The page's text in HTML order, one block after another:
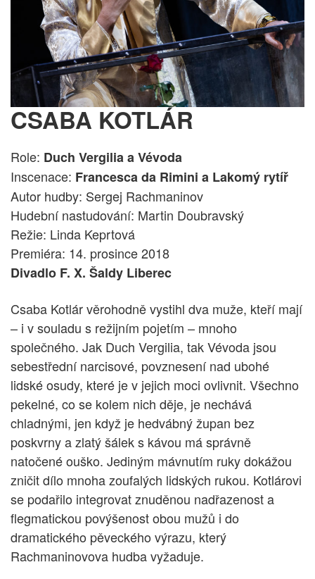
CSABA KOTLÁR
Role: Duch Vergilia a Vévoda
Inscenace: Francesca da Rimini a Lakomý rytíř
Autor hudby: Sergej Rachmaninov
Hudební nastudování: Martin Doubravský
Režie: Linda Keprtová
Premiéra: 14. prosince 2018
Divadlo F. X. Šaldy Liberec
Csaba Kotlár věrohodně vystihl dva muže, kteří mají
– i v souladu s režijním pojetím – mnoho
společného. Jak Duch Vergilia, tak Vévoda jsou
sebestřední narcisové, povznesení nad ubohé
lidské osudy, které je v jejich moci ovlivnit. Všechno
pekelné, co se kolem nich děje, je nechává
chladnými, jen když je hedvábný župan bez
poskvrny a zlatý šálek s kávou má správně
natočené ouško. Jediným mávnutím ruky dokážou
zničit dílo mnoha zoufalých lidských rukou. Kotlárovi
se podařilo integrovat znuděnou nadřazenost a
flegmatickou povýšenost obou mužů i do
dramatického pěveckého výrazu, který
Rachmaninovova hudba vyžaduje.